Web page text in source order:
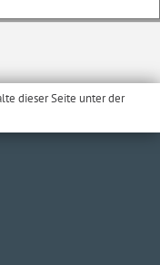
dieser Seite unter der